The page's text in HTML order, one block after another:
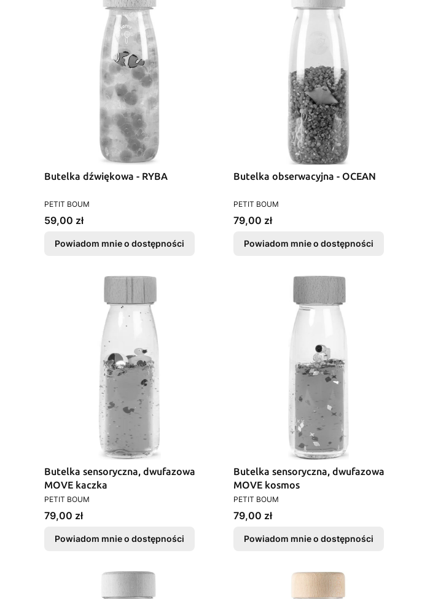
Butelka dźwiękowa - RYBA
PRODUCENT
PETIT BOUM
Cena
59,00 zł
Powiadom mnie o dostępności
Butelka obserwacyjna - OCEAN
PRODUCENT
PETIT BOUM
Cena
79,00 zł
Powiadom mnie o dostępności
Butelka sensoryczna, dwufazowa
MOVE kaczka
PRODUCENT
PETIT BOUM
Cena
79,00 zł
Powiadom mnie o dostępności
Butelka sensoryczna, dwufazowa
MOVE kosmos
PRODUCENT
PETIT BOUM
Cena
79,00 zł
Powiadom mnie o dostępności